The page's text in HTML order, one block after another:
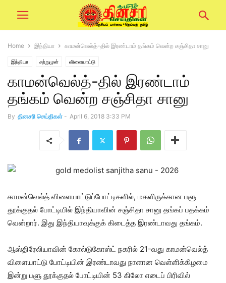
Home இந்தியா காமன்வெல்த்-தில் இரண்டாம் தங்கம் வென்ற சஞ்சிதா சானு
இந்தியா சற்றுமுன் விளையாட்டு
காமன்வெல்த்-தில் இரண்டாம்
தங்கம் வென்ற சஞ்சிதா சானு
By தினசரி செய்திகள் - April 6, 2018 3:33 PM
காமன்வெல்த் விளையாட்டுப்போட்டிகளில், மகளிருக்கான பளு
தூக்குதல் போட்டியில் இந்தியாவின் சஞ்சிதா சானு தங்கப் பதக்கம்
வென்றார். இது இந்தியாவுக்குக் கிடைத்த இரண்டாவது தங்கம்.
ஆஸ்திரேலியாவின் கோல்டுகோஸ்ட் நகரில் 21-வது காமன்வெல்த்
விளையாட்டு போட்டியின் இரண்டாவது நாளான வெள்ளிக்கிழமை
இன்று பளு தூக்குதல் போட்டியின் 53 கிலோ எடைப் பிரிவில்